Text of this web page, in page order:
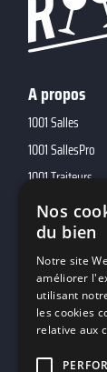
A propos
1001 Salles
1001 SallesPro
1001 Traiteurs
1001 DJ
10h01
MP2
Contacts
11 rue Maurice
Nos
du bien
Notre site
améliorer
utilisant
les cookies
relative aux